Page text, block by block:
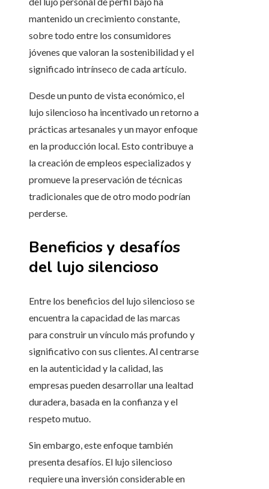
mantenido un crecimiento constante,
sobre todo entre los consumidores
jóvenes que valoran la sostenibilidad y el
significado intrínseco de cada artículo.
Desde un punto de vista económico, el
lujo silencioso ha incentivado un retorno a
prácticas artesanales y un mayor enfoque
en la producción local. Esto contribuye a
la creación de empleos especializados y
promueve la preservación de técnicas
tradicionales que de otro modo podrían
perderse.
Beneficios y desafíos
del lujo silencioso
Entre los beneficios del lujo silencioso se
encuentra la capacidad de las marcas
para construir un vínculo más profundo y
significativo con sus clientes. Al centrarse
en la autenticidad y la calidad, las
empresas pueden desarrollar una lealtad
duradera, basada en la confianza y el
respeto mutuo.
Sin embargo, este enfoque también
presenta desafíos. El lujo silencioso
requiere una inversión considerable en